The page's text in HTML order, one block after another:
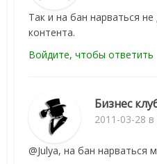
Так и на бан нарваться
контента.
Войдите, чтобы ответить
Бизнес
2011-03-28 в
@Julya, на бан нарваться